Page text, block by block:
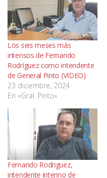
Los seis meses más
intensos de Fernando
Rodríguez como intendente
de General Pinto (VIDEO)
23 diciembre, 2024
En «Gral. Pinto»
Fernando Rodriguez,
intendente interino de